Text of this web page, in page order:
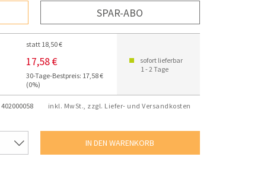
SPAR-ABO
statt 18,50 €
17,58 €
30-Tage-Bestpreis: 17,58 €
(0%)
sofort lieferbar
1 - 2 Tage
402000058 inkl. MwSt., zzgl. Liefer- und Versandkosten